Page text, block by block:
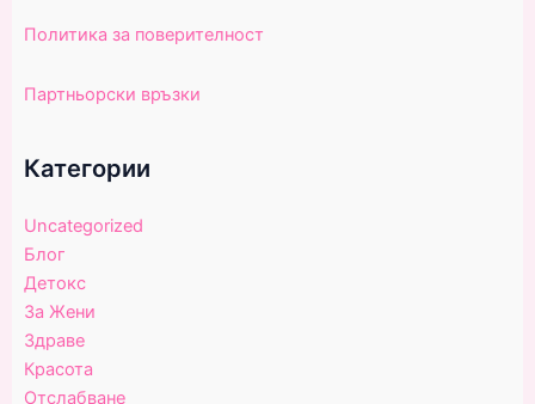
Политика за поверителност
Партньорски връзки
Категории
Uncategorized
Блог
Детокс
За Жени
Здраве
Красота
Отслабване